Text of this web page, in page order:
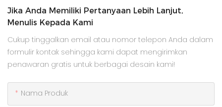
Jika Anda Memiliki Pertanyaan Lebih Lanjut,
Menulis Kepada Kami
Cukup tinggalkan email atau nomor telepon Anda dalam
formulir kontak sehingga kami dapat mengirimkan
penawaran gratis untuk berbagai desain kami!
Nama Produk